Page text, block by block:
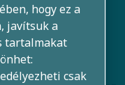
hogy ez a
javítsuk a
tartalmakat
csak